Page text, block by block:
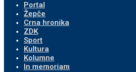
Portal
Žepče
Crna hronika
ZDK
Sport
Kultura
Kolumne
In memoriam